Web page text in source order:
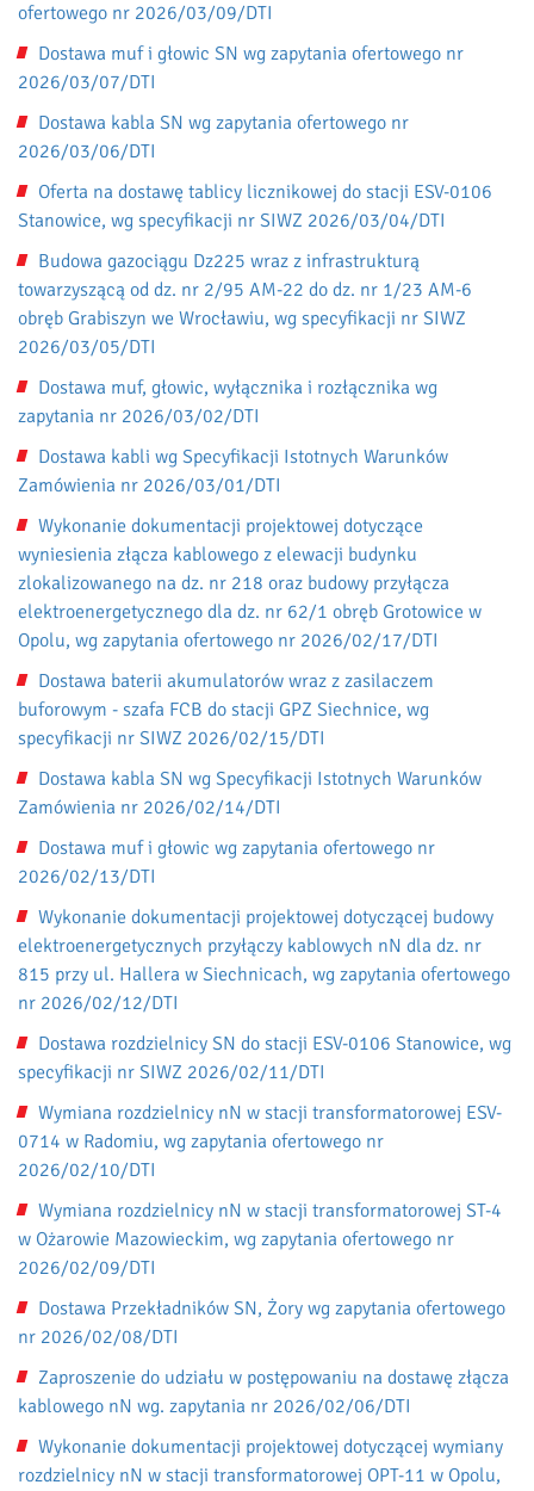
ofertowego nr 2026/03/09/DTI
Dostawa muf i głowic SN wg zapytania ofertowego nr
2026/03/07/DTI
Dostawa kabla SN wg zapytania ofertowego nr
2026/03/06/DTI
Oferta na dostawę tablicy licznikowej do stacji ESV-0106
Stanowice, wg specyfikacji nr SIWZ 2026/03/04/DTI
Budowa gazociągu Dz225 wraz z infrastrukturą
towarzyszącą od dz. nr 2/95 AM-22 do dz. nr 1/23 AM-6
obręb Grabiszyn we Wrocławiu, wg specyfikacji nr SIWZ
2026/03/05/DTI
Dostawa muf, głowic, wyłącznika i rozłącznika wg
zapytania nr 2026/03/02/DTI
Dostawa kabli wg Specyfikacji Istotnych Warunków
Zamówienia nr 2026/03/01/DTI
Wykonanie dokumentacji projektowej dotyczące
wyniesienia złącza kablowego z elewacji budynku
zlokalizowanego na dz. nr 218 oraz budowy przyłącza
elektroenergetycznego dla dz. nr 62/1 obręb Grotowice w
Opolu, wg zapytania ofertowego nr 2026/02/17/DTI
Dostawa baterii akumulatorów wraz z zasilaczem
buforowym - szafa FCB do stacji GPZ Siechnice, wg
specyfikacji nr SIWZ 2026/02/15/DTI
Dostawa kabla SN wg Specyfikacji Istotnych Warunków
Zamówienia nr 2026/02/14/DTI
Dostawa muf i głowic wg zapytania ofertowego nr
2026/02/13/DTI
Wykonanie dokumentacji projektowej dotyczącej budowy
elektroenergetycznych przyłączy kablowych nN dla dz. nr
815 przy ul. Hallera w Siechnicach, wg zapytania ofertowego
nr 2026/02/12/DTI
Dostawa rozdzielnicy SN do stacji ESV-0106 Stanowice, wg
specyfikacji nr SIWZ 2026/02/11/DTI
Wymiana rozdzielnicy nN w stacji transformatorowej ESV-
0714 w Radomiu, wg zapytania ofertowego nr
2026/02/10/DTI
Wymiana rozdzielnicy nN w stacji transformatorowej ST-4
w Ożarowie Mazowieckim, wg zapytania ofertowego nr
2026/02/09/DTI
Dostawa Przekładników SN, Żory wg zapytania ofertowego
nr 2026/02/08/DTI
Zaproszenie do udziału w postępowaniu na dostawę złącza
kablowego nN wg. zapytania nr 2026/02/06/DTI
Wykonanie dokumentacji projektowej dotyczącej wymiany
rozdzielnicy nN w stacji transformatorowej OPT-11 w Opolu,